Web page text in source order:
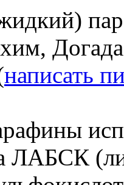
написать
ЛАБСК